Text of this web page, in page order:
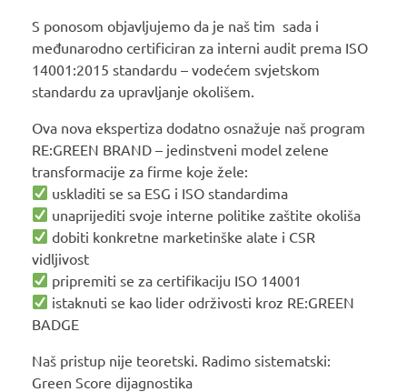
S ponosom objavljujemo da je naš tim sada i
međunarodno certificiran za interni audit prema ISO
14001:2015 standardu – vodećem svjetskom
standardu za upravljanje okolišem.
Ova nova ekspertiza dodatno osnažuje naš program
RE:GREEN BRAND – jedinstveni model zelene
transformacije za firme koje žele:
uskladiti se sa ESG i ISO standardima
unaprijediti svoje interne politike zaštite okoliša
dobiti konkretne marketinške alate i CSR
vidljivost
pripremiti se za certifikaciju ISO 14001
istaknuti se kao lider održivosti kroz RE:GREEN
BADGE
Naš pristup nije teoretski. Radimo sistematski:
Green Score dijagnostika